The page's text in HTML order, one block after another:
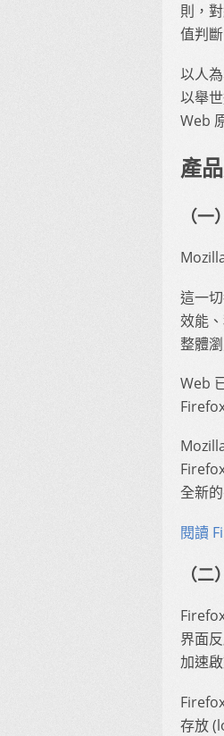
則，
值判
以人
以舉
Web
產
（
這一
效能
整體
Web
全新
閱讀
（
界面
加速
存放